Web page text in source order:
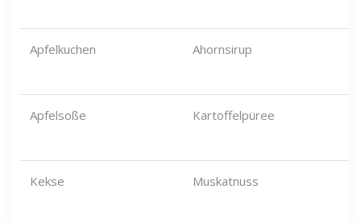
Apfelkuchen Ahornsirup
Apfelsoße Kartoffelpüree
Kekse Muskatnuss